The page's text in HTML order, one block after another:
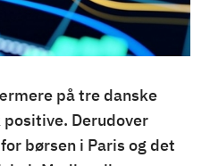
på tre danske
Derudover
børsen i Paris og det